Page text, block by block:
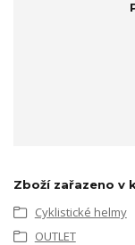
Zboží zařazeno v
Cyklistické helmy
OUTLET